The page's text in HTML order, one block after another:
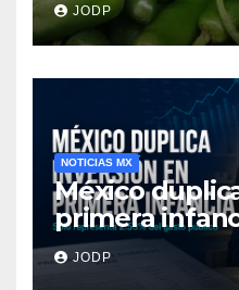
hospitalizados
JODP
NOTICIAS MX
México
primera
destina 2.53%
público
JODP